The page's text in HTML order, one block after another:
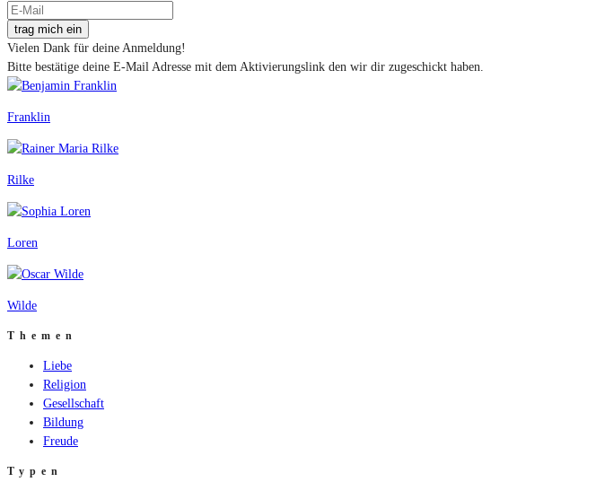
trag mich ein
Vielen Dank für deine Anmeldung!
Bitte bestätige deine E-Mail Adresse mit dem Aktivierungslink den wir dir zugeschickt haben.
Franklin
Rilke
Loren
Wilde
Themen
Liebe
Religion
Gesellschaft
Bildung
Freude
Typen